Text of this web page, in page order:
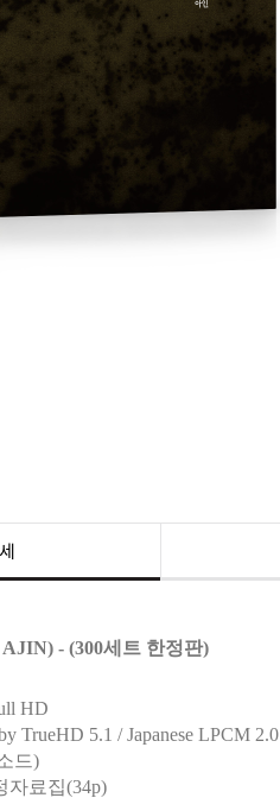
- (300세트 한정판)
HD
TrueHD 5.1 / Japanese LPCM 2.0
드)
자료집(34p)